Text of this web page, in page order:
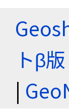
トβ版
|